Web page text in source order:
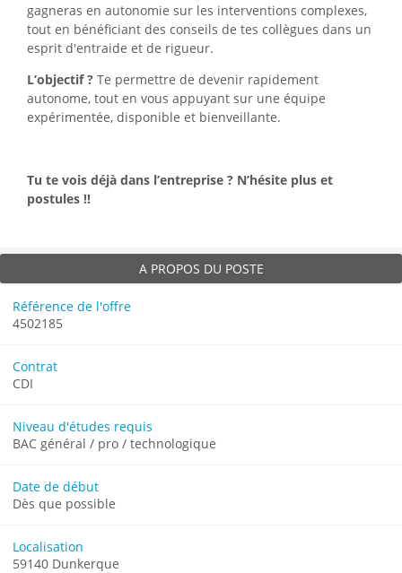
gagneras en autonomie sur les interventions complexes,
tout en bénéficiant des conseils de tes collègues dans un
esprit d'entraide et de rigueur.
L’objectif ? Te permettre de devenir rapidement
autonome, tout en vous appuyant sur une équipe
expérimentée, disponible et bienveillante.
Tu te vois déjà dans l’entreprise ? N’hésite plus et
postules !!
A PROPOS DU POSTE
Référence de l'offre
4502185
Contrat
CDI
Niveau d'études requis
BAC général / pro / technologique
Date de début
Dès que possible
Localisation
59140 Dunkerque